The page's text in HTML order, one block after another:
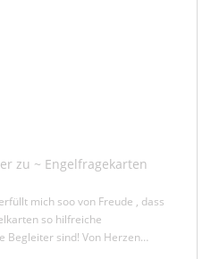
zu ~ Engelfragekarten
mich soo von Freude , dass
so hilfreiche
Begleiter sind! Von Herzen…